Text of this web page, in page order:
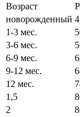
Возраст
новорожденный
1-3 мес.
3-6 мес.
6-9 мес.
9-12 мес.
12 мес.
1,5
2